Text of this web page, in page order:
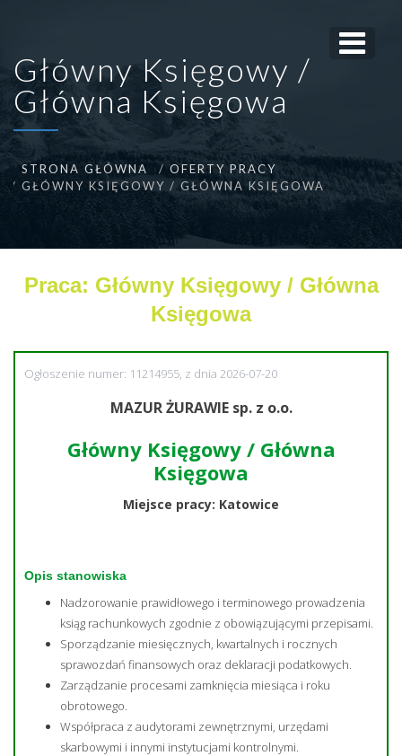
Główny Księgowy /
Główna Księgowa
STRONA GŁÓWNA
OFERTY PRACY
GŁÓWNY KSIĘGOWY / GŁÓWNA KSIĘGOWA
Praca: Główny Księgowy / Główna
Księgowa
Ogłoszenie numer: 11214955, z dnia 2026-07-20
MAZUR ŻURAWIE sp. z o.o.
Główny Księgowy / Główna
Księgowa
Miejsce pracy: Katowice
Opis stanowiska
Nadzorowanie prawidłowego i terminowego prowadzenia
ksiąg rachunkowych zgodnie z obowiązującymi przepisami.
Sporządzanie miesięcznych, kwartalnych i rocznych
sprawozdań finansowych oraz deklaracji podatkowych.
Zarządzanie procesami zamknięcia miesiąca i roku
obrotowego.
Współpraca z audytorami zewnętrznymi, urzędami
skarbowymi i innymi instytucjami kontrolnymi.